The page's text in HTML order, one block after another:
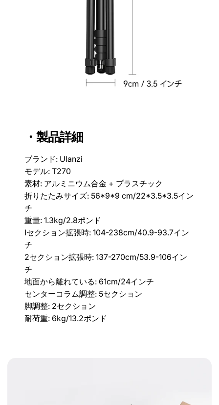
・製品詳細
ブランド: Ulanzi
モデル: T270
素材: アルミニウム合金 + プラスチック
折りたたみサイズ: 56*9*9 cm/22*3.5*3.5イン
チ
重量: 1.3kg/2.8ポンド
Iセクション拡張時: 104-238cm/40.9-93.7イン
チ
2セクション拡張時: 137-270cm/53.9-106イン
チ
地面から離れている: 61cm/24インチ
センターコラム調整: 5セクション
脚調整: 2セクション
耐荷重: 6kg/13.2ポンド